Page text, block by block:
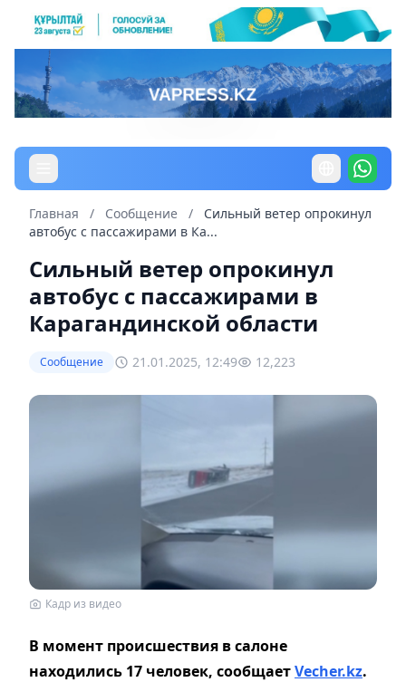
Главная / Сообщение /
Сильный ветер опрокинул
автобус с пассажирами в Ка...
Сильный ветер опрокинул
автобус с пассажирами в
Карагандинской области
Сообщение 21.01.2025, 12:49 12,223
Кадр из видео
В момент происшествия в салоне
находились 17 человек, сообщаетVecher.kz.